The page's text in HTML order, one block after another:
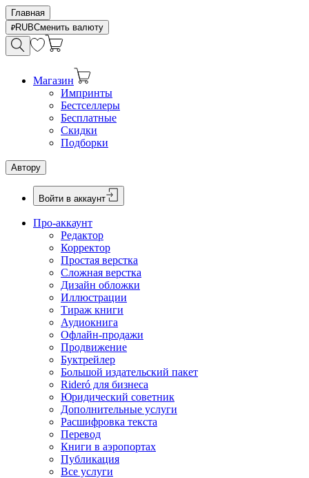
Главная
RUBСменить валюту
Магазин
Импринты
Бестселлеры
Бесплатные
Скидки
Подборки
Автору
Войти в аккаунт
Про-аккаунт
Редактор
Корректор
Простая верстка
Сложная верстка
Дизайн обложки
Иллюстрации
Тираж книги
Аудиокнига
Офлайн-продажи
Продвижение
Буктрейлер
Большой издательский пакет
Rideró для бизнеса
Юридический советник
Дополнительные услуги
Расшифровка текста
Перевод
Книги в аэропортах
Публикация
Все услуги